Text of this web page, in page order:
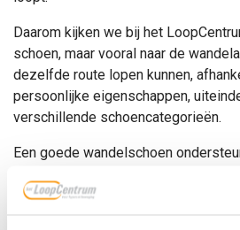
Daarom kijken we bij het
schoen, maar vooral naar de
dezelfde route lopen kunnen,
persoonlijke eigenschappen,
verschillende schoencategorieën.
Een goede wandelschoen
kan. Onze adviseurs leggen je